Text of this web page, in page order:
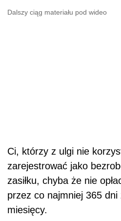
Dalszy ciąg materiału pod wideo
Ci, którzy z ulgi nie
zarejestrować jako
zasiłku, chyba że nie
przez co najmniej 365
miesięcy.